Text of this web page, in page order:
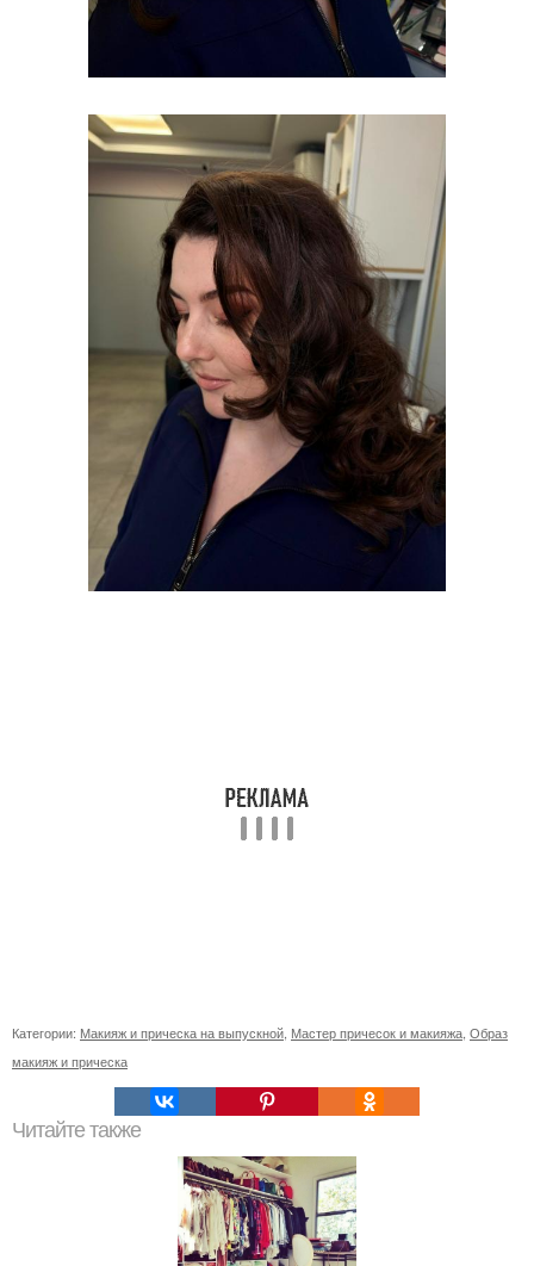
Категории: Макияж и прическа на выпускной Мастер причесок и макияжа Образ
макияж и прическа
Читайте также